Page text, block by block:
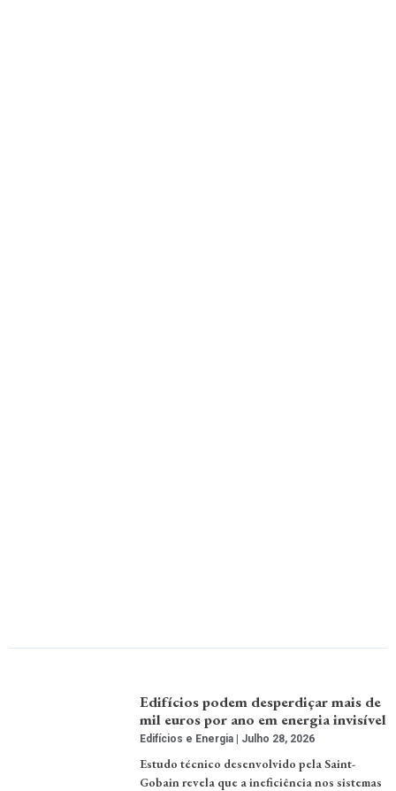
Edifícios podem desperdiçar mais de
mil euros por ano em energia invisível
Edifícios e Energia Julho 28, 2026
Estudo técnico desenvolvido pela Saint-
Gobain revela que a ineficiência nos sistemas